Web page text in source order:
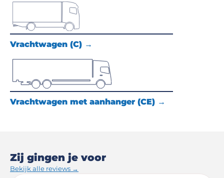
Vrachtwagen (C) →
Vrachtwagen met aanhanger (CE) →
Zij gingen je voor
Bekijk alle reviews →